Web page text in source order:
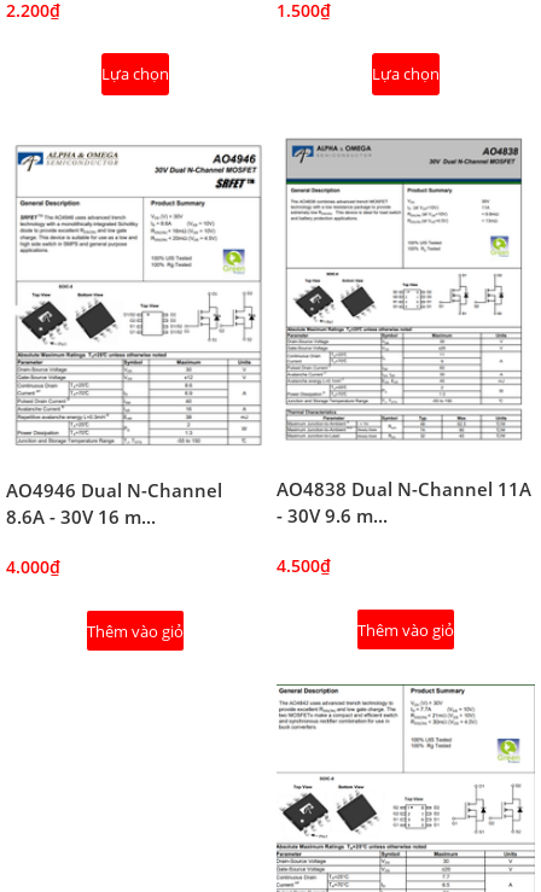
2.200₫
Lựa chọn
1.500₫
Lựa chọn
AO4946 Dual N-Channel
8.6A - 30V 16 m...
4.000₫
Thêm vào giỏ
AO4838 Dual N-Channel 11A
- 30V 9.6 m...
4.500₫
Thêm vào giỏ